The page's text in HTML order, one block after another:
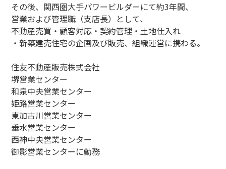
その後、関西圏大手パワービルダーにて約3年間、
営業および管理職（支店長）として、
不動産売買・顧客対応・契約管理・土地仕入れ
・新築建売住宅の企画及び販売、組織運営に携わる。
住友不動産販売株式会社
堺営業センター
和泉中央営業センター
姫路営業センター
東加古川営業センター
垂水営業センター
西神中央営業センター
御影営業センターに勤務